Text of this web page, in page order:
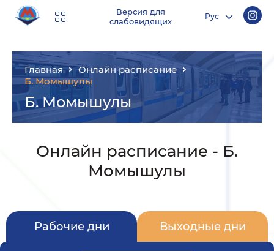
Версия для
слабовидящих
Рус
Главная
Онлайн расписание
Б. Момышулы
Б. Момышулы
Онлайн расписание - Б.
Момышулы
Рабочие дни Выходные дни